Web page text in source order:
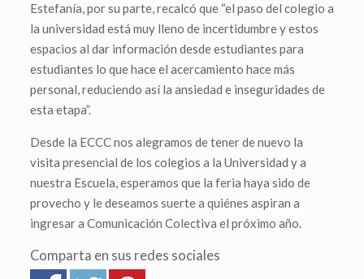
Estefanía, por su parte, recalcó que “el paso del colegio a
la universidad está muy lleno de incertidumbre y estos
espacios al dar información desde estudiantes para
estudiantes lo que hace el acercamiento hace más
personal, reduciendo así la ansiedad e inseguridades de
esta etapa”.
Desde la ECCC nos alegramos de tener de nuevo la
visita presencial de los colegios a la Universidad y a
nuestra Escuela, esperamos que la feria haya sido de
provecho y le deseamos suerte a quiénes aspiran a
ingresar a Comunicación Colectiva el próximo año.
Comparta en sus redes sociales